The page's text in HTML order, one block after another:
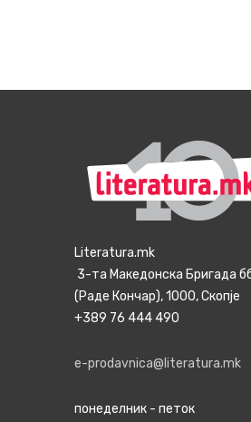
Literatura.mk
3-та Македонска Бригада
(Раде Кончар), 1000, Скопје
+389 76 444 490
e-prodavnica@literatura.mk
понеделник - петок